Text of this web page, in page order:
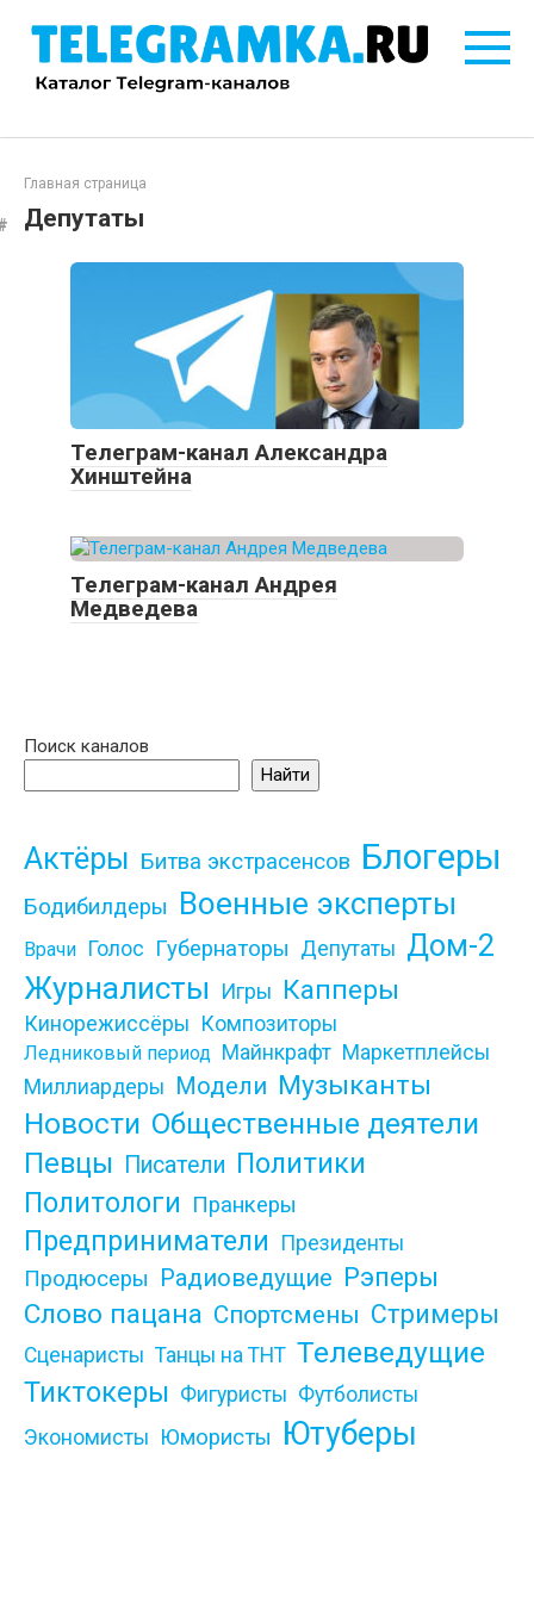
контенту
Главная страница
Депутаты
Телеграм-канал Александра
Хинштейна
Телеграм-канал Андрея
Медведева
Поиск каналов
Найти
Актёры Битва экстрасенсов Блогеры
Бодибилдеры Военные эксперты
Врачи Голос Губернаторы Депутаты Дом-2
Журналисты Игры Капперы
Кинорежиссёры Композиторы
Ледниковый период Майнкрафт Маркетплейсы
Миллиардеры
Модели Музыканты
Новости Общественные деятели
Певцы Писатели Политики
Политологи Пранкеры
Предприниматели Президенты
Продюсеры Радиоведущие Рэперы
Слово пацана Спортсмены Стримеры
Сценаристы Танцы на ТНТ Телеведущие
Тиктокеры Фигуристы Футболисты
Экономисты Юмористы Ютуберы